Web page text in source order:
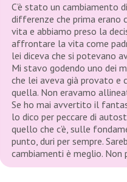
C’è stato un cambiamento
differenze che prima erano
vita e abbiamo preso la
affrontare la vita come
lei diceva che si potevano
Mi stavo godendo uno dei
che lei aveva già provato e
quella. Non eravamo
Se ho mai avvertito il
lo dico per peccare di
quello che c’è, sulle
punto, duri per sempre.
cambiamenti è meglio. Non